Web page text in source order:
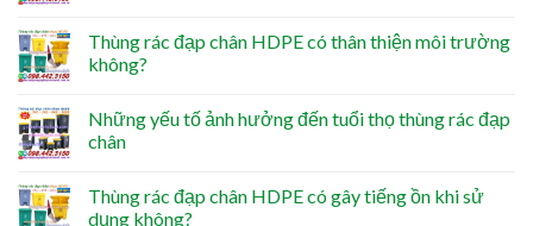
Thùng rác đạp chân HDPE có thân thiện môi trường
không?
Những yếu tố ảnh hưởng đến tuổi thọ thùng rác đạp
chân
Thùng rác đạp chân HDPE có gây tiếng ồn khi sử
dụng không?